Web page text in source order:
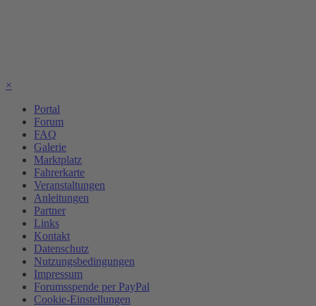
×
Portal
Forum
FAQ
Galerie
Marktplatz
Fahrerkarte
Veranstaltungen
Anleitungen
Partner
Links
Kontakt
Datenschutz
Nutzungsbedingungen
Impressum
Forumsspende per PayPal
Cookie-Einstellungen